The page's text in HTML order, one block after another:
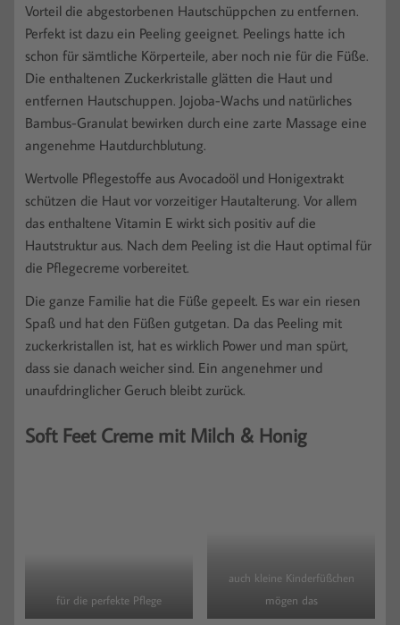
Vorteil die abgestorbenen Hautschüppchen zu entfernen.
Perfekt ist dazu ein Peeling geeignet. Peelings hatte ich
schon für sämtliche Körperteile, aber noch nie für die Füße.
Die enthaltenen Zuckerkristalle glätten die Haut und
entfernen Hautschuppen. Jojoba-Wachs und natürliches
Bambus-Granulat bewirken durch eine zarte Massage eine
angenehme Hautdurchblutung.
Wertvolle Pflegestoffe aus Avocadoöl und Honigextrakt
schützen die Haut vor vorzeitiger Hautalterung. Vor allem
das enthaltene Vitamin E wirkt sich positiv auf die
Hautstruktur aus. Nach dem Peeling ist die Haut optimal für
die Pflegecreme vorbereitet.
Die ganze Familie hat die Füße gepeelt. Es war ein riesen
Spaß und hat den Füßen gutgetan. Da das Peeling mit
zuckerkristallen ist, hat es wirklich Power und man spürt,
dass sie danach weicher sind. Ein angenehmer und
unaufdringlicher Geruch bleibt zurück.
Soft Feet Creme mit Milch & Honig
für die perfekte Pflege
auch kleine Kinderfüßchen
mögen das